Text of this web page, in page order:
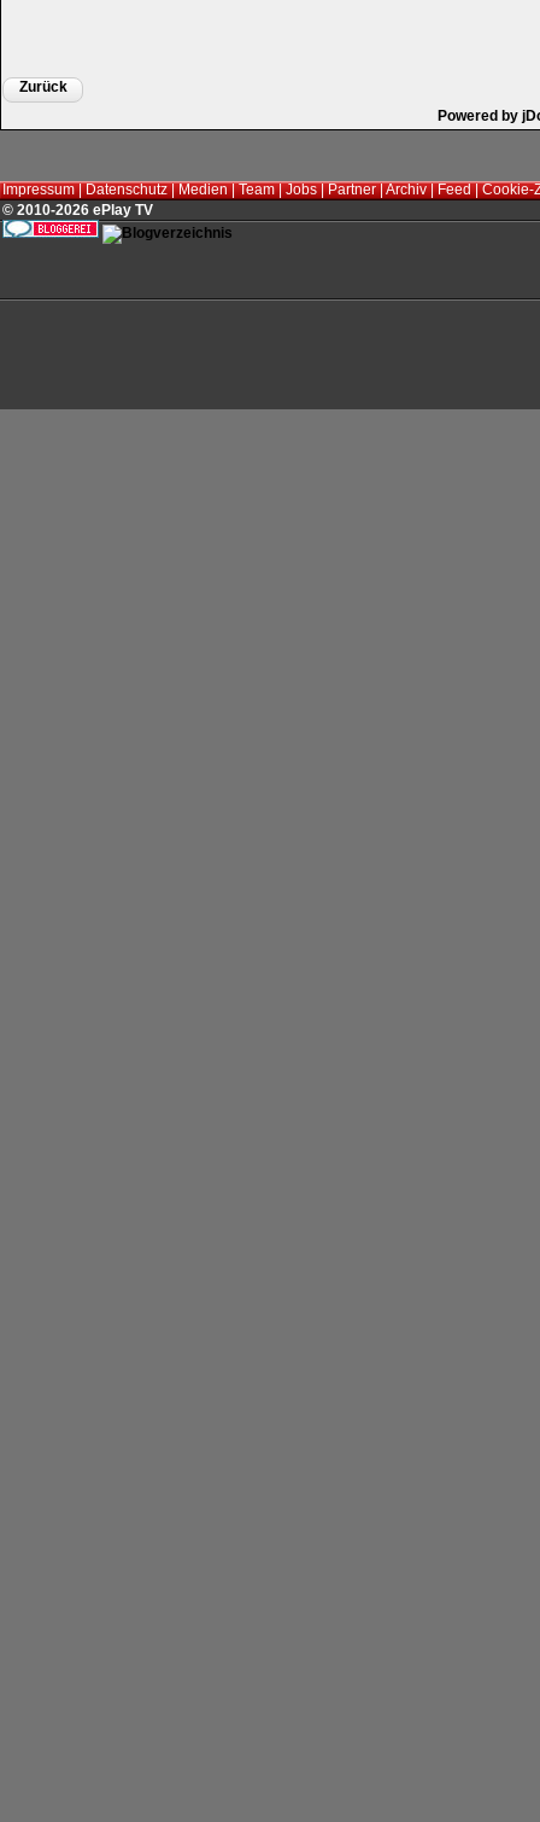
Zurück
Powered by
Impressum|Datenschutz|Medien|Team|Jobs|Partner|Archiv|Feed|Cookie-
© 2010-2026 ePlay TV